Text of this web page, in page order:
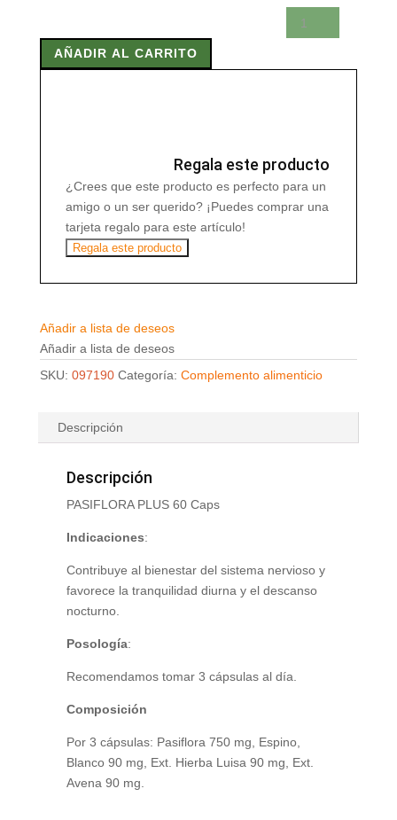
PLUS
AÑADIR AL CARRITO
Regala este producto
¿Crees que este producto es perfecto para un
amigo o un ser querido? ¡Puedes comprar una
tarjeta regalo para este artículo!
Regala este producto
Añadir a lista de deseos
Añadir a lista de deseos
SKU: 097190 Categoría: Complemento alimenticio
Descripción
Descripción
PASIFLORA PLUS 60 Caps
Indicaciones:
Contribuye al bienestar del sistema nervioso y
favorece la tranquilidad diurna y el descanso
nocturno.
Posología:
Recomendamos tomar 3 cápsulas al día.
Composición
Por 3 cápsulas: Pasiflora 750 mg, Espino,
Blanco 90 mg, Ext. Hierba Luisa 90 mg, Ext.
Avena 90 mg.